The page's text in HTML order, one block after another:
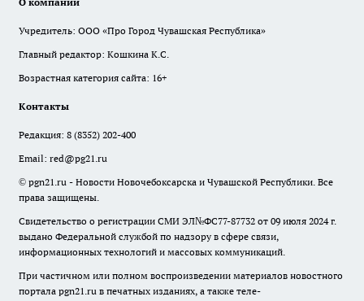
Учредитель: ООО «Про Город Чувашская Республика»
Главный редактор: Кошкина К.С.
Возрастная категория сайта: 16+
Контакты
Редакция: 8 (8352) 202-400
Email: red@pg21.ru
© pgn21.ru - Новости Новочебоксарска и Чувашской Республики. Все
права защищены.
Свидетельство о регистрации СМИ ЭЛ№ФС77-87732 от 09 июля 2024 г.
выдано Федеральной службой по надзору в сфере связи,
информационных технологий и массовых коммуникаций.
При частичном или полном воспроизведении материалов новостного
портала pgn21.ru в печатных изданиях, а также теле-